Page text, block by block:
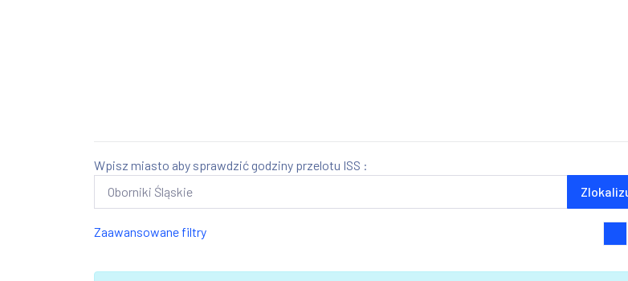
Wpisz miasto aby sprawdzić godziny przelotu ISS :
Zaawansowane filtry